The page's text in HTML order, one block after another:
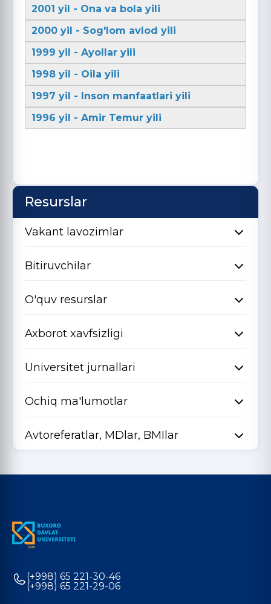
2001 yil - Ona va bola yili
2000 yil - Sog'lom avlod yili
1999 yil - Ayollar yili
1998 yil - Oila yili
1997 yil - Inson manfaatlari yili
1996 yil - Amir Temur yili
Resurslar
Vakant lavozimlar
Bitiruvchilar
O'quv resurslar
Axborot xavfsizligi
Universitet jurnallari
Ochiq ma'lumotlar
Avtoreferatlar, MDlar, BMIlar
(+998) 65 221-30-46
(+998) 65 221-29-06